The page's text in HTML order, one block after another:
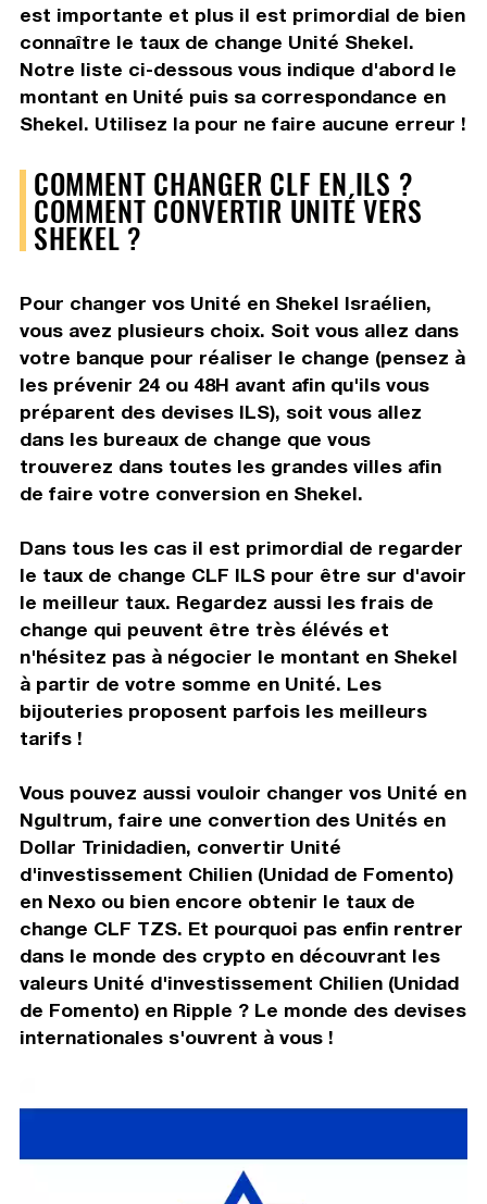
est importante et plus il est primordial de bien
connaître le taux de change Unité Shekel.
Notre liste ci-dessous vous indique d'abord le
montant en Unité puis sa correspondance en
Shekel. Utilisez la pour ne faire aucune erreur !
COMMENT CHANGER CLF EN ILS ?
COMMENT CONVERTIR UNITÉ VERS
SHEKEL ?
Pour changer vos Unité en Shekel Israélien,
vous avez plusieurs choix. Soit vous allez dans
votre banque pour réaliser le change (pensez à
les prévenir 24 ou 48H avant afin qu'ils vous
préparent des devises ILS), soit vous allez
dans les bureaux de change que vous
trouverez dans toutes les grandes villes afin
de faire votre conversion en Shekel.
Dans tous les cas il est primordial de regarder
le taux de change CLF ILS pour être sur d'avoir
le meilleur taux. Regardez aussi les frais de
change qui peuvent être très élévés et
n'hésitez pas à négocier le montant en Shekel
à partir de votre somme en Unité. Les
bijouteries proposent parfois les meilleurs
tarifs !
Vous pouvez aussi vouloir changer vos Unité en
Ngultrum, faire une convertion des Unités en
Dollar Trinidadien, convertir Unité
d'investissement Chilien (Unidad de Fomento)
en Nexo ou bien encore obtenir le taux de
change CLF TZS. Et pourquoi pas enfin rentrer
dans le monde des crypto en découvrant les
valeurs Unité d'investissement Chilien (Unidad
de Fomento) en Ripple ? Le monde des devises
internationales s'ouvrent à vous !